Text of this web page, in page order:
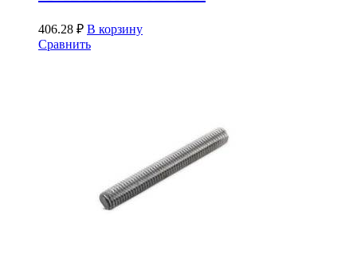
406.28 ₽ В корзину
Сравнить